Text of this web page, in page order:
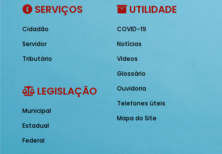
SERVIÇOS
Cidadão
Servidor
Tributário
LEGISLAÇÃO
Municipal
Estadual
Federal
UTILIDADE
COVID-19
Notícias
Vídeos
Glossário
Ouvidoria
Telefones úteis
Mapa do Site